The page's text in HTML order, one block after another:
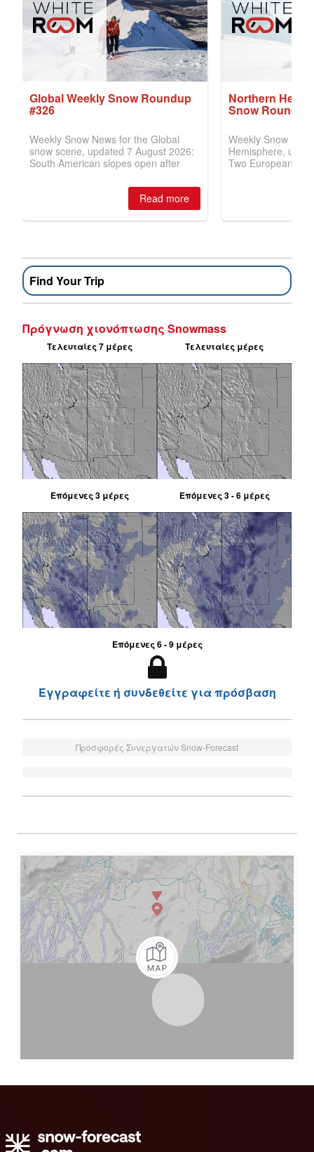
Find Your Trip
Πρόγνωση χιονόπτωσης Snowmass
Τελευταίες 7 μέρες Τελευταίες μέρες
Επόμενες 3 μέρες Επόμενες 3 - 6 μέρες
Επόμενες 6 - 9 μέρες
Εγγραφείτε ή συνδεθείτε για πρόσβαση
Προσφορές Συνεργατών Snow-Forecast